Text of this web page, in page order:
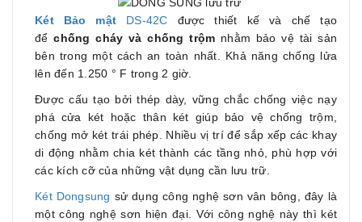
Két Bảo mật DS-42C được thiết kế và chế tạo
đểchống cháy và chống trộm nhằm bảo vệ tài sản
bên trong một cách an toàn nhất. Khả năng chống lửa
lên đến 1.250 ° F trong 2 giờ.
Được cấu tạo bởi thép dày, vững chắc chống việc nạy
phá cửa két hoặc thân két giúp bảo vệ chống trộm,
chống mở két trái phép. Nhiều vị trí để sắp xếp các khay
di động nhằm chia két thành các tầng nhỏ, phù hợp với
các kích cỡ của những vật dụng cần lưu trữ.
Két Dongsung sử dụng công nghệ sơn vân bông, đây là
một công nghệ sơn hiện đại. Với công nghệ này thì két